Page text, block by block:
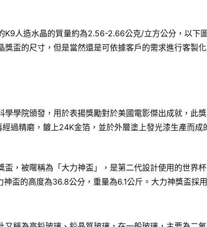
K9人造水晶的質量約為2.56-2.66公克/立方公分，以下
盃的尺寸，但是當然還是可依據客戶的需求進行客製
學學院頒發，用於表揚獎勵對於美國電影傑出成就，
過精磨，鍍上24K金箔，並於外層塗上發光漆生產而成
，被暱稱為「大力神盃」，是第二代設計使用的世界
神盃的高度為36.8公分，重量為6.1公斤。大力神獎盃